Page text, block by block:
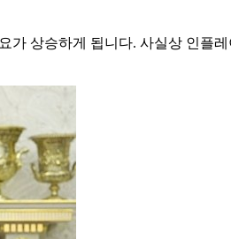
상승하게 됩니다. 사실상 인플